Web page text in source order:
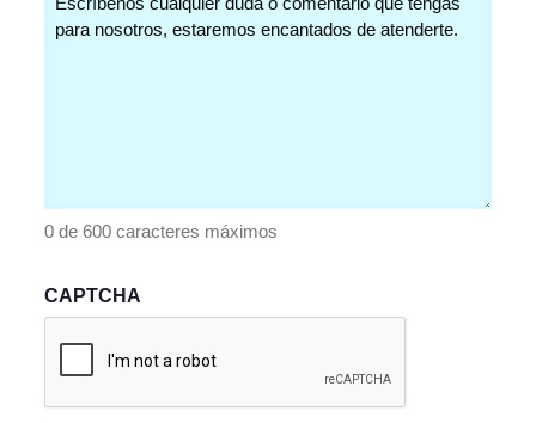
(Obligatorio)
0 de 600 caracteres máximos
CAPTCHA